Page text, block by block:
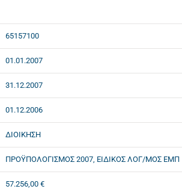
65157100
01.01.2007
31.12.2007
01.12.2006
ΔΙΟΙΚΗΣΗ
ΠΡΟΫΠΟΛΟΓΙΣΜΟΣ 2007, ΕΙΔΙΚΟΣ ΛΟΓ/ΜΟΣ ΕΜΠ
57.256,00 €